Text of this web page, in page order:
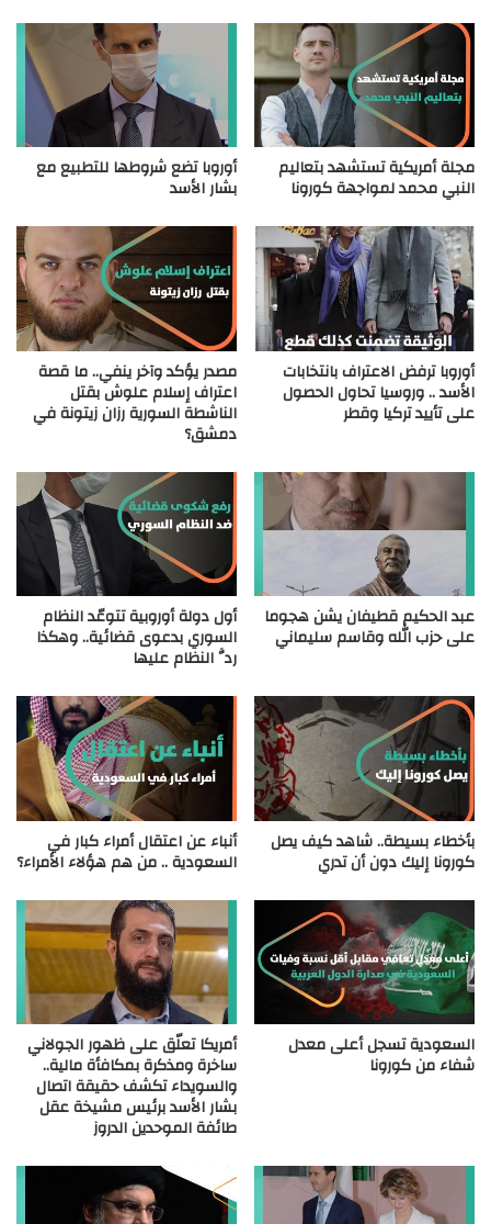
مجلة أمريكية تستشهد بتعاليم
النبي محمد لمواجهة كورونا
أوروبا تضع شروطها للتطبيع مع
بشار الأسد
أوروبا ترفض الاعتراف بانتخابات
الأسد .. وروسيا تحاول الحصول
على تأييد تركيا وقطر
مصدر يؤكد وآخر ينفي.. ما قصة
اعتراف إسلام علوش بقتل
الناشطة السورية رزان زيتونة في
دمشق؟
عبد الحكيم قطيفان يشن هجوما
على حزب الله وقاسم سليماني
أول دولة أوروبية تتوعّد النظام
السوري بدعوى قضائية.. وهكذا
ردَّ النظام عليها
بأخطاء بسيطة.. شاهد كيف يصل
كورونا إليك دون أن تدري
أنباء عن اعتقال أمراء كبار في
السعودية .. من هم هؤلاء الأمراء؟
السعودية تسجل أعلى معدل
شفاء من كورونا
أمريكا تعلّق على ظهور الجولاني
ساخرة ومذكرة بمكافأة مالية..
والسويداء تكشف حقيقة اتصال
بشار الأسد برئيس مشيخة عقل
طائفة الموحدين الدروز